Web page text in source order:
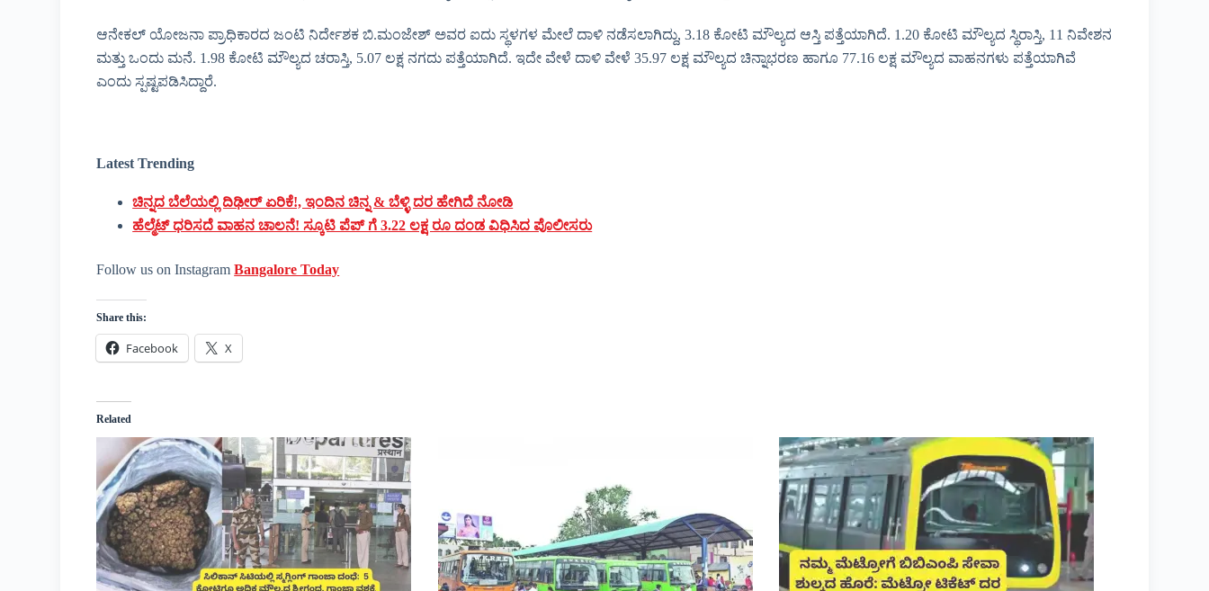
ಆನೇಕಲ್ ಯೋಜನಾ ಪ್ರಾಧಿಕಾರದ ಜಂಟಿ ನಿರ್ದೇಶಕ ಬಿ.ಮಂಜೇಶ್ ಅವರ ಐದು ಸ್ಥಳಗಳ ಮೇಲೆ ದಾಳಿ ನಡೆಸಲಾಗಿದ್ದು, 3.18 ಕೋಟಿ ಮೌಲ್ಯದ ಆಸ್ತಿ ಪತ್ತೆಯಾಗಿದೆ. 1.20 ಕೋಟಿ ಮೌಲ್ಯದ ಸ್ಥಿರಾಸ್ತಿ, 11 ನಿವೇಶನ
ಮತ್ತು ಒಂದು ಮನೆ. 1.98 ಕೋಟಿ ಮೌಲ್ಯದ ಚರಾಸ್ತಿ, 5.07 ಲಕ್ಷ ನಗದು ಪತ್ತೆಯಾಗಿದೆ. ಇದೇ ವೇಳೆ ದಾಳಿ ವೇಳೆ 35.97 ಲಕ್ಷ ಮೌಲ್ಯದ ಚಿನ್ನಾಭರಣ ಹಾಗೂ 77.16 ಲಕ್ಷ ಮೌಲ್ಯದ ವಾಹನಗಳು ಪತ್ತೆಯಾಗಿವೆ
ಎಂದು ಸ್ಪಷ್ಟಪಡಿಸಿದ್ದಾರೆ.
Latest Trending
ಚಿನ್ನದ ಬೆಲೆಯಲ್ಲಿ ದಿಢೀರ್ ಏರಿಕೆ!, ಇಂದಿನ ಚಿನ್ನ & ಬೆಳ್ಳಿ ದರ ಹೇಗಿದೆ ನೋಡಿ
ಹೆಲ್ಮೆಟ್ ಧರಿಸದೆ ವಾಹನ ಚಾಲನೆ! ಸ್ಕೂಟಿ ಪೆಪ್ ಗೆ 3.22 ಲಕ್ಷ ರೂ ದಂಡ ವಿಧಿಸಿದ ಪೊಲೀಸರು
Follow us on InstagramBangalore Today
Share this:
Facebook X
Related